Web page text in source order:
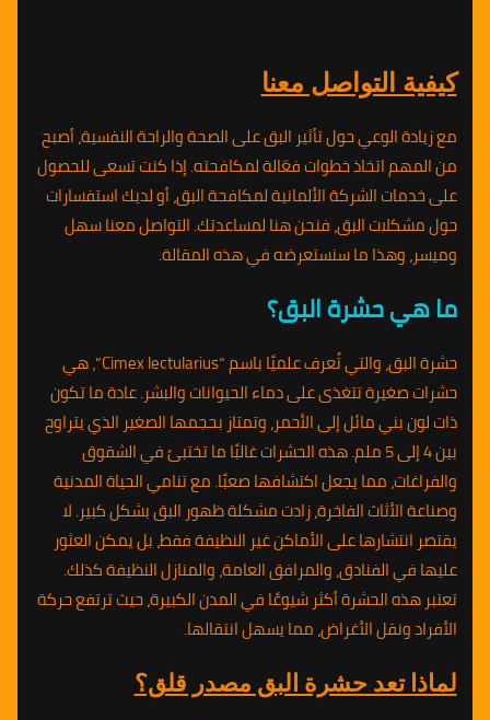
كيفية التواصل معنا
مع زيادة الوعي حول تأثير البق على الصحة والراحة النفسية، أصبح
من المهم اتخاذ خطوات فعّالة لمكافحته. إذا كنت تسعى للحصول
على خدمات الشركة الألمانية لمكافحة البق، أو لديك استفسارات
حول مشكلات البق، فنحن هنا لمساعدتك. التواصل معنا سهل
وميسر، وهذا ما سنستعرضه في هذه المقالة.
ما هي حشرة البق؟
حشرة البق، والتي تُعرف علميًا باسم “Cimex lectularius”، هي
حشرات صغيرة تتغذى على دماء الحيوانات والبشر. عادة ما تكون
ذات لون بني مائل إلى الأحمر، وتمتاز بحجمها الصغير الذي يتراوح
بين 4 إلى 5 ملم. هذه الحشرات غالبًا ما تختبئ في الشقوق
والفراغات، مما يجعل اكتشافها صعبًا. مع تنامي الحياة المدنية
وصناعة الأثاث الفاخرة، زادت مشكلة ظهور البق بشكل كبير. لا
يقتصر انتشارها على الأماكن غير النظيفة فقط، بل يمكن العثور
عليها في الفنادق، والمرافق العامة، والمنازل النظيفة كذلك.
تعتبر هذه الحشرة أكثر شيوعًا في المدن الكبيرة، حيث ترتفع حركة
الأفراد ونقل الأغراض، مما يسهل انتقالها.
لماذا تعد حشرة البق مصدر قلق؟